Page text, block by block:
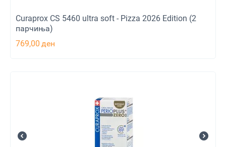
Curaprox CS 5460 ultra soft - Pizza 2026 Edition (2
парчиња)
769,00 ден